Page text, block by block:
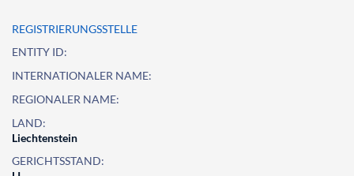
REGISTRIERUNGSSTELLE
ENTITY ID:
INTERNATIONALER NAME:
REGIONALER NAME:
LAND:
Liechtenstein
GERICHTSSTAND: